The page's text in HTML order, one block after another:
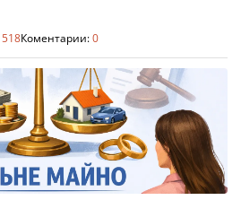
518Коментарии:0